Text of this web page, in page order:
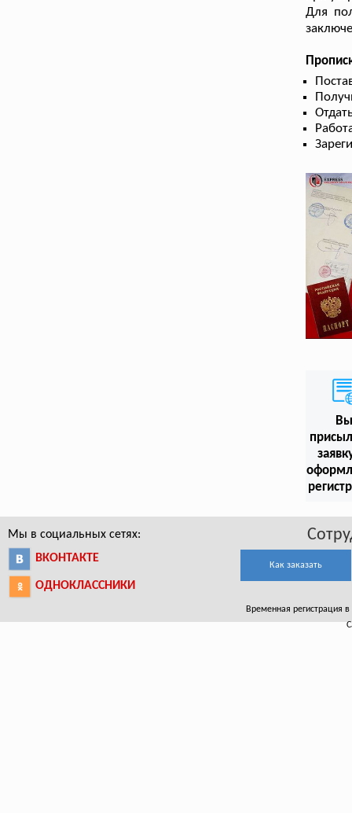
Для
Вы
Мы в социальных сетях:
ВКОНТАКТЕ
ОДНОКЛАССНИКИ
Как заказать
Временная регистрация